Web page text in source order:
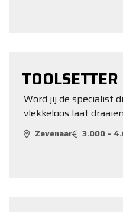
Word jij de specialist
vlekkeloos laat
Zevenaar 3.000 -